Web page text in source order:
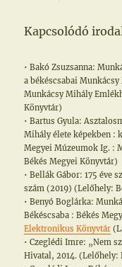
Kapcsolódó
• Bakó Zsuzsanna:
a békéscsabai
Munkácsy Mihály
Könyvtár)
• Bartus Gyula:
Mihály élete képekben :
Megyei Múzeumok Ig. :
Békés Megyei Könyvtár)
• Bellák Gábor: 175 éve
szám (2019) (Lelőhely:
• Benyó Boglárka:
Békéscsaba : Békés
Elektronikus Könyvtár
• Czeglédi Imre: „Nem
Hivatal, 2014. (Lelőhely: